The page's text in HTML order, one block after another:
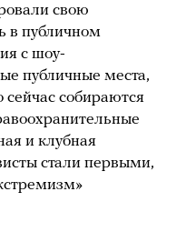
свою
в публичном
с шоу-
публичные места,
сейчас собираются
и клубная
стали первыми,